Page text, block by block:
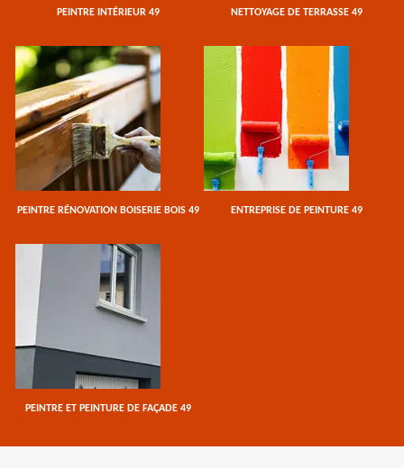
PEINTRE INTÉRIEUR 49 NETTOYAGE DE TERRASSE 49
PEINTRE RÉNOVATION BOISERIE BOIS 49 ENTREPRISE DE PEINTURE 49
PEINTRE ET PEINTURE DE FAÇADE 49